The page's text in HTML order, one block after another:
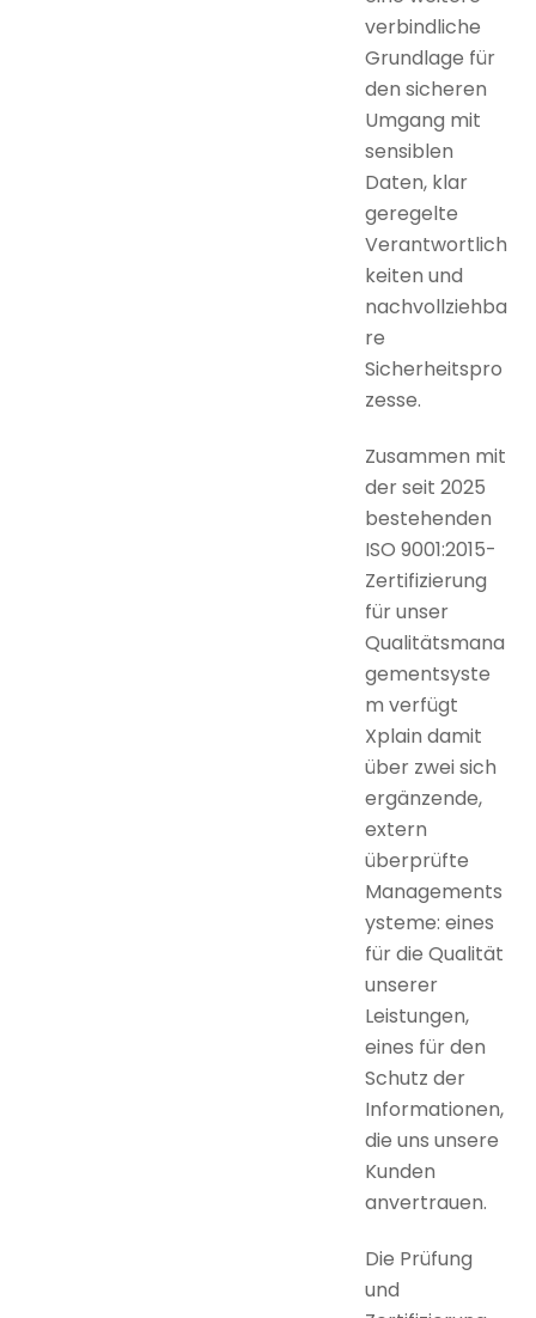
verbindliche
Grundlage für
den sicheren
Umgang mit
sensiblen
Daten, klar
geregelte
Verantwortlich
keiten und
nachvollziehba
re
Sicherheitspro
zesse.
Zusammen mit
der seit 2025
bestehenden
ISO 9001:2015-
Zertifizierung
für unser
Qualitätsmana
gementsyste
m verfügt
Xplain damit
über zwei sich
ergänzende,
extern
überprüfte
Managements
ysteme: eines
für die Qualität
unserer
Leistungen,
eines für den
Schutz der
Informationen,
die uns unsere
Kunden
anvertrauen.
Die Prüfung
und